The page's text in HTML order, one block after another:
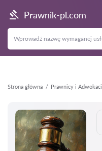
Prawnik-pl.com
Strona główna Prawnicy i Adwokaci
Wstecz